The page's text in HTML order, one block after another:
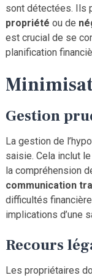
sont détectées. Ils
propriété ou de
est crucial de se
planification
Gestion
La gestion de
saisie. Cela inclut
la compréhension
communication
difficultés
implications d’une
Recours
Les propriétaires